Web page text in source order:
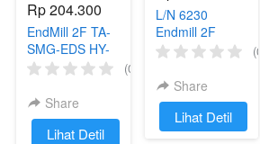
Rp 204.300
EndMill 2F TA-
SMG-EDS HY-
PRO End Mill
Pisau Cutter
Milling
(0)
Share
`Lihat Detil
L/N 6230
Endmill 2F
NACHI End Mill
(0)
Share
`Lihat Detil